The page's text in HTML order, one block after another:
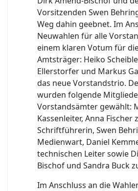
Vorsitzenden Swen
Weg dahin geebnet. Im
Neuwahlen für alle
einem klaren Votum für
Amtsträger: Heiko
Ellerstorfer und Markus
das neue Vorstandstrio.
wurden folgende
Vorstandsämter gewählt:
Kassenleiter, Anna Fischer
Schriftführerin, Swen
Medienwart, Daniel
technischen Leiter sowie
Bischof und Sandra Buck
Im Anschluss an die